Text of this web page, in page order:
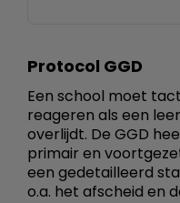
Protocol GGD
Een school moet
reageren als een
overlijdt. De GGD
primair en
een gedetailleerd
o.a. het afscheid en